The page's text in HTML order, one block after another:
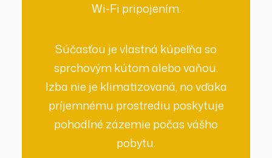
Wi-Fi pripojením.
Súčasťou je vlastná kúpeľňa so
sprchovým kútom alebo vaňou.
Izba nie je klimatizovaná, no vďaka
príjemnému prostrediu poskytuje
pohodlné zázemie počas vášho
pobytu.